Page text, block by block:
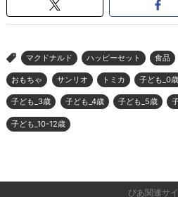
> マクドナルド ハッピーセット 食品
おもちゃ サンリオ トミカ 子ども_0歳
子ども_3歳 子ども_4歳 子ども_5歳
子ども_10-12歳
ぴあ関連サ